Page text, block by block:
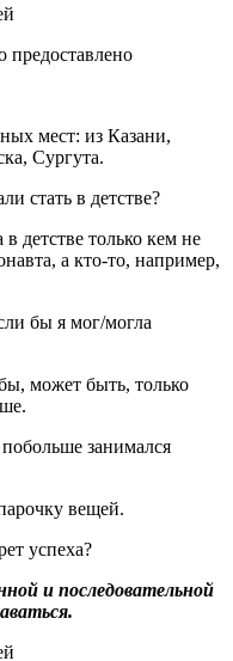
мест: из Казани,
Сургута.
стать в детстве?
детстве только кем не
а кто-то, например,
бы я мог/могла
может быть, только
занимался
вещей.
успеха?
и последовательной